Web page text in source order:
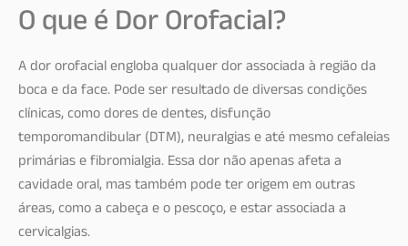
O que é Dor Orofacial?
A dor orofacial engloba qualquer dor associada à região da
boca e da face. Pode ser resultado de diversas condições
clínicas, como dores de dentes, disfunção
temporomandibular (DTM), neuralgias e até mesmo cefaleias
primárias e fibromialgia. Essa dor não apenas afeta a
cavidade oral, mas também pode ter origem em outras
áreas, como a cabeça e o pescoço, e estar associada a
cervicalgias.